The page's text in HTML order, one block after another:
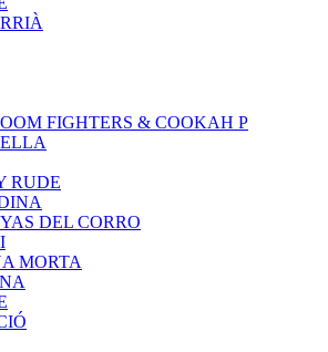
FIGHTERS & COOKAH P
RUDE
DEL CORRO
MORTA